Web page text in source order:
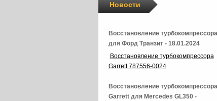
Новости
Восстановление турбокомпрессора
для Форд Транзит - 18.01.2024
Восстановление турбокомпрессора
Garrett 787556-0024
Восстановление турбокомпрессора
Garrett для Mercedes GL350 -